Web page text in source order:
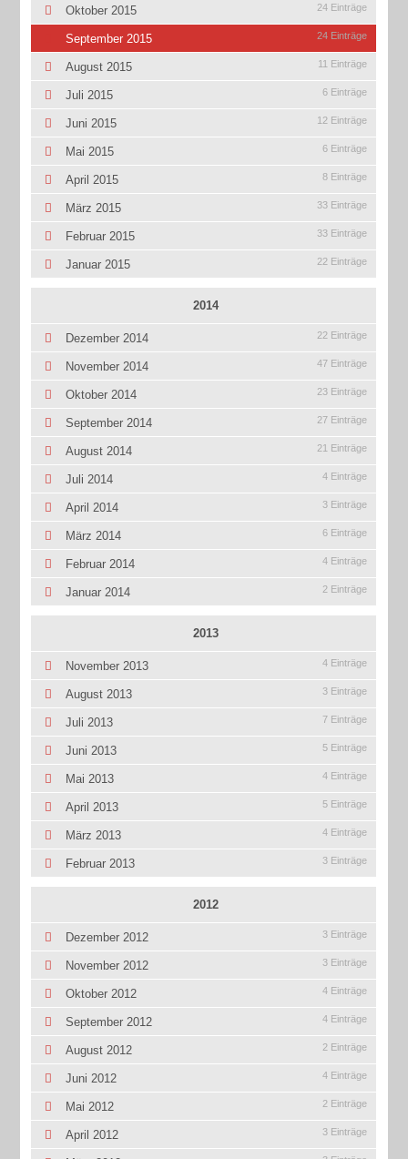
Oktober 2015 24 Einträge
September 2015 24 Einträge
August 2015 11 Einträge
Juli 2015 6 Einträge
Juni 2015 12 Einträge
Mai 2015 6 Einträge
April 2015 8 Einträge
März 2015 33 Einträge
Februar 2015 33 Einträge
Januar 2015 22 Einträge
2014
Dezember 2014 22 Einträge
November 2014 47 Einträge
Oktober 2014 23 Einträge
September 2014 27 Einträge
August 2014 21 Einträge
Juli 2014 4 Einträge
April 2014 3 Einträge
März 2014 6 Einträge
Februar 2014 4 Einträge
Januar 2014 2 Einträge
2013
November 2013 4 Einträge
August 2013 3 Einträge
Juli 2013 7 Einträge
Juni 2013 5 Einträge
Mai 2013 4 Einträge
April 2013 5 Einträge
März 2013 4 Einträge
Februar 2013 3 Einträge
2012
Dezember 2012 3 Einträge
November 2012 3 Einträge
Oktober 2012 4 Einträge
September 2012 4 Einträge
August 2012 2 Einträge
Juni 2012 4 Einträge
Mai 2012 2 Einträge
April 2012 3 Einträge